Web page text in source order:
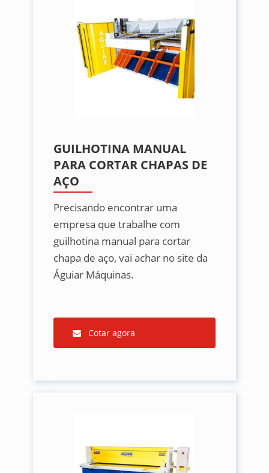
GUILHOTINA MANUAL
PARA CORTAR CHAPAS DE
AÇO
Precisando encontrar uma
empresa que trabalhe com
guilhotina manual para cortar
chapa de aço, vai achar no site da
Águiar Máquinas.
Cotar agora